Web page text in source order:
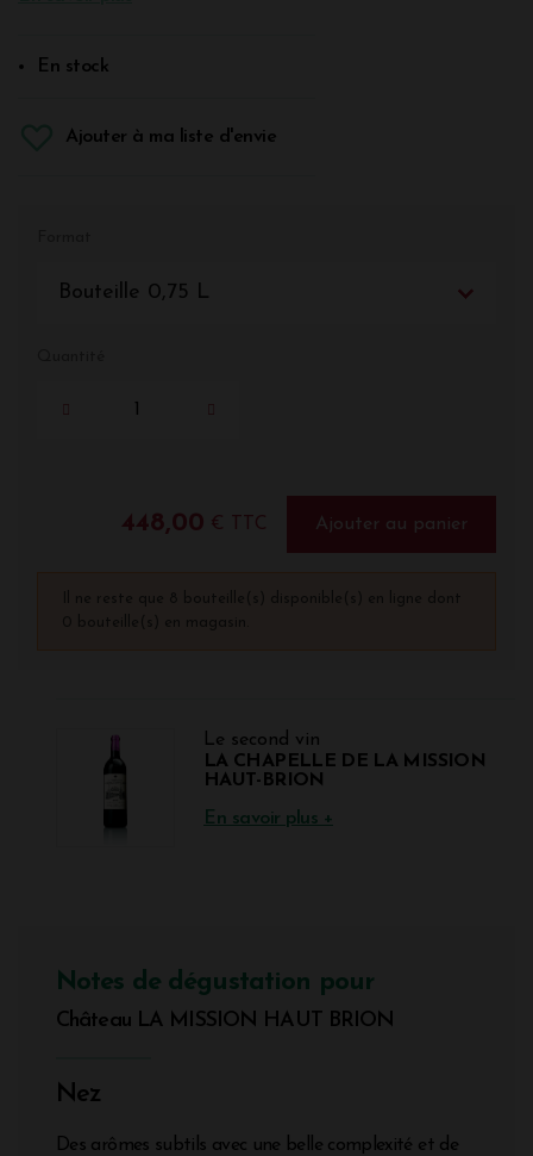
En stock
Ajouter à ma liste d'envie
Bouteille 0,75 L
448,00 € TTC Ajouter au panier
Le second vin
LA CHAPELLE DE LA MISSION
HAUT-BRION
En savoir plus +
Notes de dégustation pour
Château LA MISSION HAUT BRION
Nez
Des arômes subtils avec une belle complexité et de